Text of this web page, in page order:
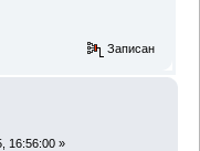
Записан
16:56:00 »